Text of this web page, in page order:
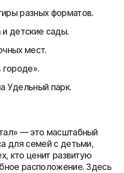
разных форматов.
детские сады.
мест.
городе».
Удельный парк.
— это масштабный
для семей с детьми,
кто ценит развитую
расположение. Здесь